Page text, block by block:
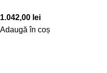
1.042,00 lei
Adaugă în coș